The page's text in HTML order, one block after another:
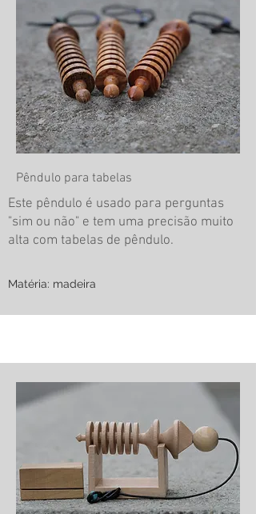
Pêndulo para tabelas
Este pêndulo é usado para perguntas
"sim ou não" e tem uma precisão muito
alta com tabelas de pêndulo.
Matéria: madeira